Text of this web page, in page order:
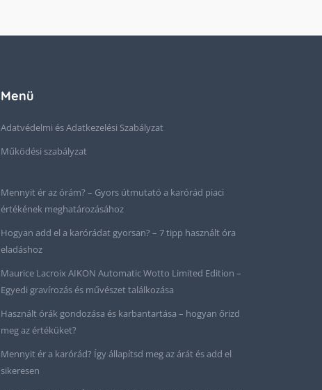
Menü
Adatvédelmi és Adatkezelési Szabályzat
Működési szabályzat
Mennyit ér az órám? – Gyors útmutató a karórád piaci
értékének meghatározásához
Hogyan add el a karórádat gyorsan? – 7 tipp használt óra
eladáshoz
Maurice Lacroix AIKON Automatic Wotto Limited Edition –
Egyedi gravírozás és művészet találkozása
Használt órák gondozása és karbantartása – hogyan őrizd
meg az értéküket?
Mennyit ér a karórád? Így állapítsd meg az árát és add el
sikeresen